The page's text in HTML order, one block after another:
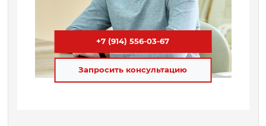
+7 (914) 556-03-67
Запросить консультацию